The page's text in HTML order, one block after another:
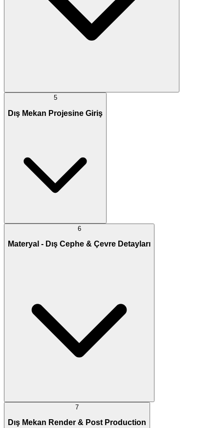
5
Dış Mekan Projesine Giriş
6
Materyal - Dış Cephe & Çevre Detayları
7
Dış Mekan Render & Post Production